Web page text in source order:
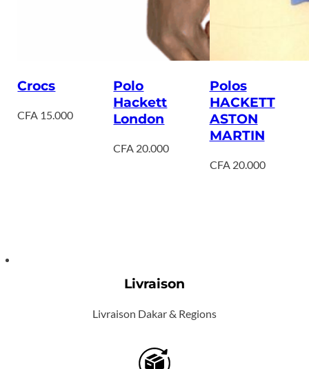
Crocs
CFA 15.000
Polo
Hackett
London
CFA 20.000
Polos
HACKETT
ASTON
MARTIN
CFA20.000
Livraison
Livraison Dakar & Regions